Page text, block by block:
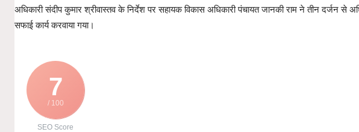
अधिकारी संदीप कुमार श्रीवास्तव के निर्देश पर सहायक विकास अधिकारी पंचायत जानकी राम ने तीन दर्जन से
सफाई कार्य करवाया गया।
7
/ 100
SEO Score